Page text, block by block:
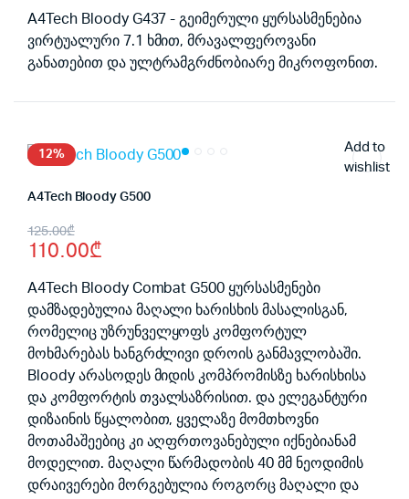
was:
120.00₾.
is:
100.00₾.
A4Tech Bloody G437 - გეიმერული ყურსასმენებია
ვირტუალური 7.1 ხმით, მრავალფეროვანი
განათებით და ულტრამგრძნობიარე მიკროფონით.
12%
Add to
wishlist
A4Tech Bloody G500
125.00₾
Original
price
was:
125.00₾.
110.00₾
Current
price
is:
110.00₾.
A4Tech Bloody Combat G500 ყურსასმენები
დამზადებულია მაღალი ხარისხის მასალისგან,
რომელიც უზრუნველყოფს კომფორტულ
მოხმარებას ხანგრძლივი დროის განმავლობაში.
Bloody არასოდეს მიდის კომპრომისზე ხარისხისა
და კომფორტის თვალსაზრისით. და ელეგანტური
დიზაინის წყალობით, ყველაზე მომთხოვნი
მოთამაშეებიც კი აღფრთოვანებული იქნებიანამ
მოდელით. მაღალი წარმადობის 40 მმ ნეოდიმის
დრაივერები მორგებულია როგორც მაღალი და